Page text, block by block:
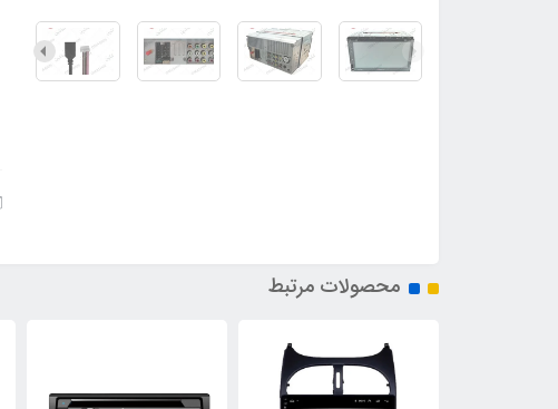
محصولات مرتبط